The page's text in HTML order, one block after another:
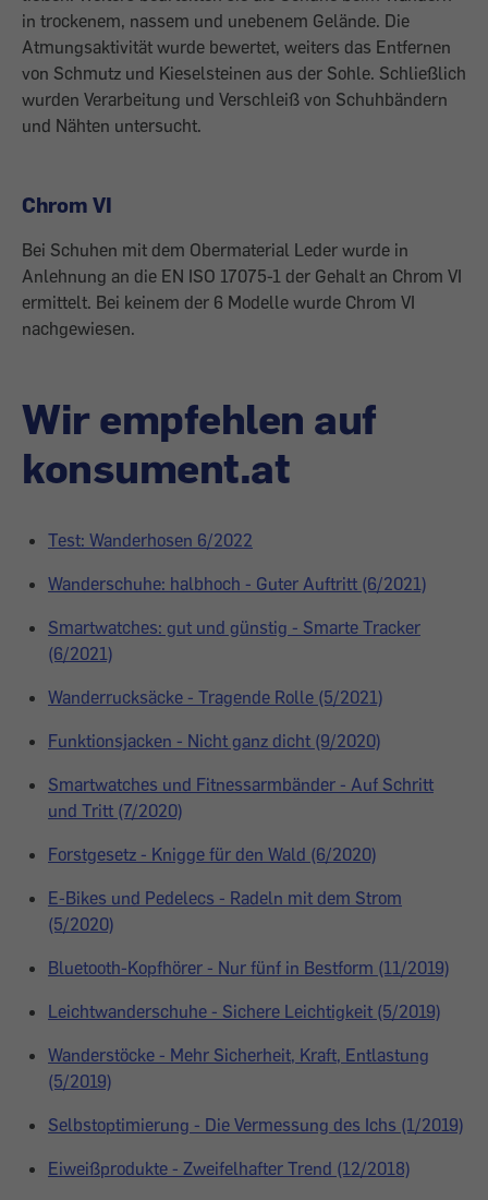
in trockenem, nassem und unebenem Gelände. Die
Atmungsaktivität wurde bewertet, weiters das Entfernen
von Schmutz und Kieselsteinen aus der Sohle. Schließlich
wurden Verarbeitung und Verschleiß von Schuhbändern
und Nähten untersucht.
Chrom VI
Bei Schuhen mit dem Obermaterial Leder wurde in
Anlehnung an die EN ISO 17075-1 der Gehalt an Chrom VI
ermittelt. Bei keinem der 6 Modelle wurde Chrom VI
nachgewiesen.
Wir empfehlen auf
konsument.at
Test: Wanderhosen 6/2022
Wanderschuhe: halbhoch - Guter Auftritt (6/2021)
Smartwatches: gut und günstig - Smarte Tracker
(6/2021)
Wanderrucksäcke - Tragende Rolle (5/2021)
Funktionsjacken - Nicht ganz dicht (9/2020)
Smartwatches und Fitnessarmbänder - Auf Schritt
und Tritt (7/2020)
Forstgesetz - Knigge für den Wald (6/2020)
E-Bikes und Pedelecs - Radeln mit dem Strom
(5/2020)
Bluetooth-Kopfhörer - Nur fünf in Bestform (11/2019)
Leichtwanderschuhe - Sichere Leichtigkeit (5/2019)
Wanderstöcke - Mehr Sicherheit, Kraft, Entlastung
(5/2019)
Selbstoptimierung - Die Vermessung des Ichs (1/2019)
Eiweißprodukte - Zweifelhafter Trend (12/2018)